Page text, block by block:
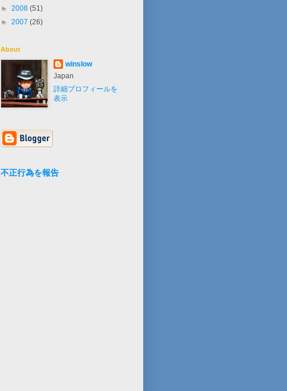
► 2008 (51)
► 2007 (26)
About
winslow
Japan
詳細プロフィールを
表示
不正行為を報告